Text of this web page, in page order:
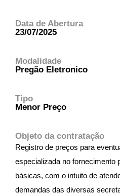
Data de Abertura
23/07/2025
Modalidade
Pregão Eletronico
Tipo
Menor Preço
Objeto da contratação
Registro de preços para
especializada no fornecimento
básicas, com o intuito de
demandas das diversas